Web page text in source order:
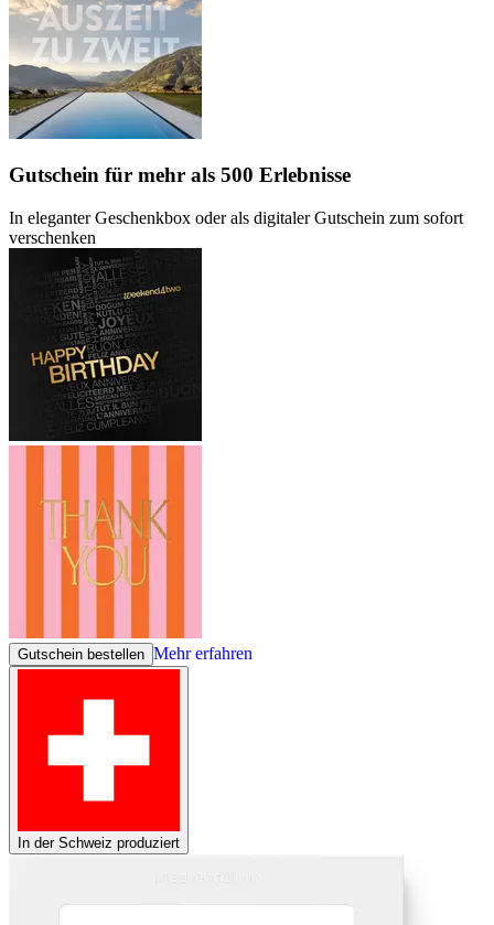
Gutschein für mehr als 500 Erlebnisse
In eleganter Geschenkbox oder als digitaler Gutschein zum sofort
verschenken
Gutschein bestellen Mehr erfahren
In der Schweiz produziert